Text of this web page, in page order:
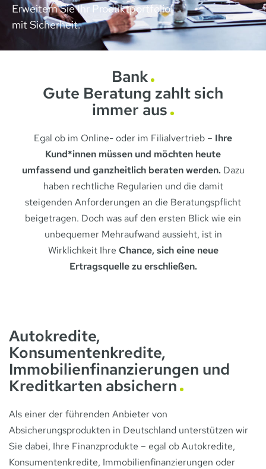
Erweitern Sie Ihr Produktportfolio
mit Sicherheit.
Bank
Gute Beratung zahlt sich
immer aus
Egal ob im Online- oder im Filialvertrieb – Ihre
Kund*innen müssen und möchten heute
umfassend und ganzheitlich beraten werden. Dazu
haben rechtliche Regularien und die damit
steigenden Anforderungen an die Beratungspflicht
beigetragen. Doch was auf den ersten Blick wie ein
unbequemer Mehraufwand aussieht, ist in
Wirklichkeit Ihre Chance, sich eine neue
Ertragsquelle zu erschließen.
Autokredite,
Konsumentenkredite,
Immobilienfinanzierungen und
Kreditkarten absichern
Als einer der führenden Anbieter von
Absicherungsprodukten in Deutschland unterstützen wir
Sie dabei, Ihre Finanzprodukte – egal ob Autokredite,
Konsumentenkredite, Immobilienfinanzierungen oder